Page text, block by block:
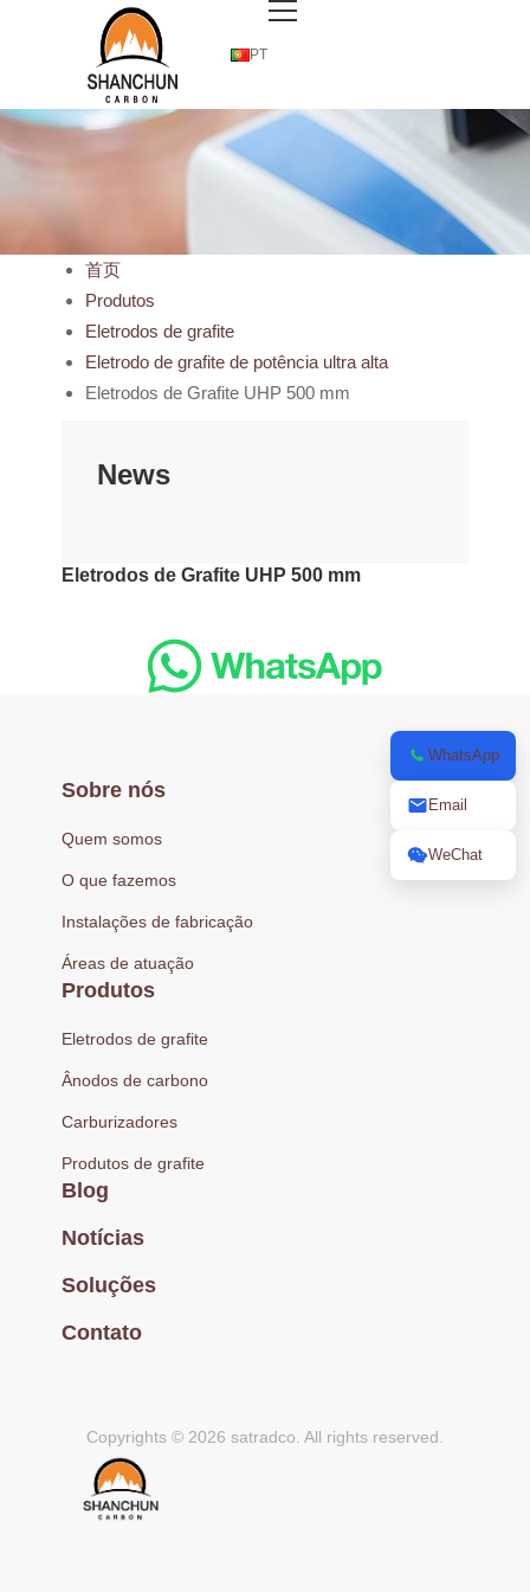
PT
首页
Produtos
Eletrodos de grafite
Eletrodo de grafite de potência ultra alta
Eletrodos de Grafite UHP 500 mm
News
Eletrodos de Grafite UHP 500 mm
Sobre nós
Quem somos
O que fazemos
Instalações de fabricação
Áreas de atuação
Produtos
Eletrodos de grafite
Ânodos de carbono
Carburizadores
Produtos de grafite
Blog
Notícias
Soluções
Contato
Copyrights © 2026 satradco. All rights reserved.
WhatsApp
Email
WeChat